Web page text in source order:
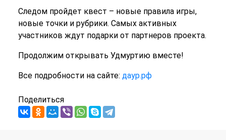
Следом пройдет квест – новые правила игры,
новые точки и рубрики. Самых активных
участников ждут подарки от партнеров проекта.
Продолжим открывать Удмуртию вместе!
Все подробности на сайте: даур.рф
Поделиться